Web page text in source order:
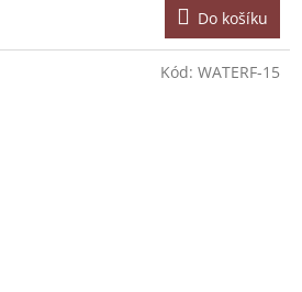
Do košíku
Kód: WATERF-15